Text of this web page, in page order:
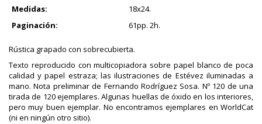
Medidas:
18x24.
Paginación:
61pp. 2h.
Rústica grapado con sobrecubierta.
Texto reproducido con multicopiadora sobre papel blanco de poca
calidad y papel estraza; las ilustraciones de Estévez iluminadas a
mano. Nota preliminar de Fernando Rodríguez Sosa. Nº 120 de una
tirada de 120 ejemplares. Algunas huellas de óxido en los interiores,
pero muy buen ejemplar. No encontramos ejemplares en WorldCat
(ni en ningún otro sitio).